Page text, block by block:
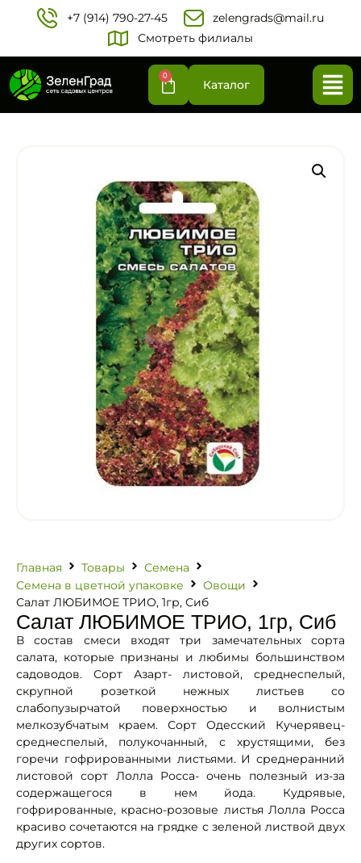
+7 (914) 790-27-45‬
zelengrads@mail.ru
Смотреть филиалы
0
Каталог
Главная Товары
Семена
Семена в цветной упаковке
Овощи
Салат ЛЮБИМОЕ ТРИО, 1гр, Сиб
Салат ЛЮБИМОЕ ТРИО, 1гр, Сиб
В состав смеси входят три замечательных сорта
салата, которые признаны и любимы большинством
садоводов. Сорт Азарт- листовой, среднеспелый,
скрупной розеткой нежных листьев со
слабопузырчатой поверхностью и волнистым
мелкозубчатым краем. Сорт Одесский Кучерявец-
среднеспелый, полукочанный, с хрустящими, без
горечи гофрированными листьями. И среднеранний
листовой сорт Лолла Росса- очень полезный из-за
содержащегося в нем йода. Кудрявые,
гофрированные, красно-розовые листья Лолла Росса
красиво сочетаются на грядке с зеленой листвой двух
других сортов.